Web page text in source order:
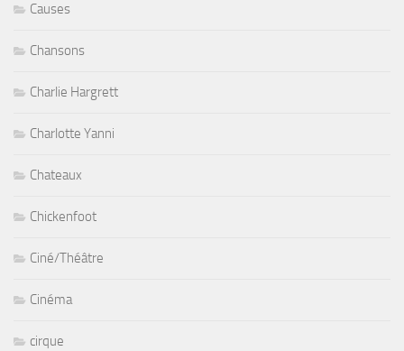
Causes
Chansons
Charlie Hargrett
Charlotte Yanni
Chateaux
Chickenfoot
Ciné/Théâtre
Cinéma
cirque